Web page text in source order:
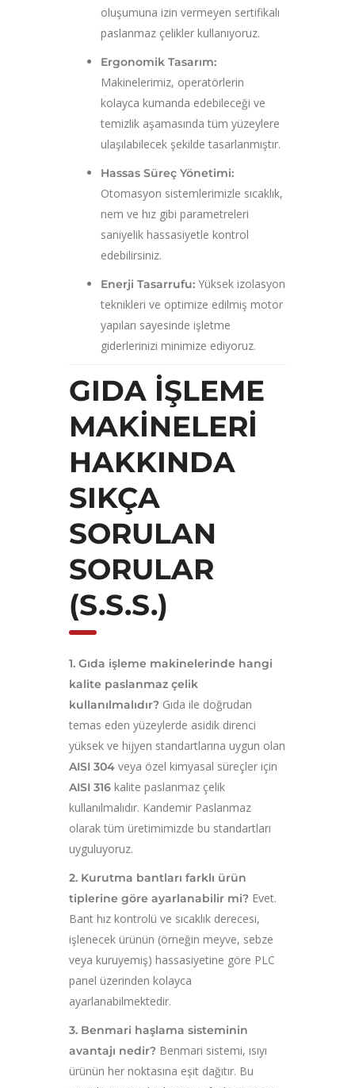
oluşumuna izin vermeyen sertifikalı
paslanmaz çelikler kullanıyoruz.
Ergonomik Tasarım:
Makinelerimiz, operatörlerin
kolayca kumanda edebileceği ve
temizlik aşamasında tüm yüzeylere
ulaşılabilecek şekilde tasarlanmıştır.
Hassas Süreç Yönetimi:
Otomasyon sistemlerimizle sıcaklık,
nem ve hız gibi parametreleri
saniyelik hassasiyetle kontrol
edebilirsiniz.
Enerji Tasarrufu: Yüksek izolasyon
teknikleri ve optimize edilmiş motor
yapıları sayesinde işletme
giderlerinizi minimize ediyoruz.
GIDA İŞLEME
MAKINELERI
HAKKINDA
SIKÇA
SORULAN
SORULAR
(S.S.S.)
1. Gıda işleme makinelerinde hangi
kalite paslanmaz çelik
kullanılmalıdır? Gıda ile doğrudan
temas eden yüzeylerde asidik direnci
yüksek ve hijyen standartlarına uygun olan
AISI 304 veya özel kimyasal süreçler için
AISI 316 kalite paslanmaz çelik
kullanılmalıdır. Kandemir Paslanmaz
olarak tüm üretimimizde bu standartları
uyguluyoruz.
2. Kurutma bantları farklı ürün
tiplerine göre ayarlanabilir mi? Evet.
Bant hız kontrolü ve sıcaklık derecesi,
işlenecek ürünün (örneğin meyve, sebze
veya kuruyemiş) hassasiyetine göre PLC
panel üzerinden kolayca
ayarlanabilmektedir.
3. Benmari haşlama sisteminin
avantajı nedir? Benmari sistemi, ısıyı
ürünün her noktasına eşit dağıtır. Bu